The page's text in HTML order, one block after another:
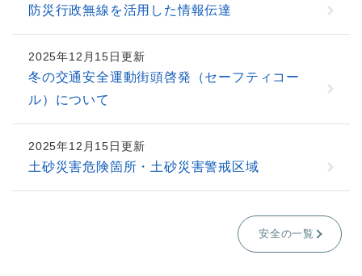
防災行政無線を活用した情報伝達
2025年12月15日更新
冬の交通安全運動街頭啓発（セーフティコー
ル）について
2025年12月15日更新
土砂災害危険箇所・土砂災害警戒区域
安全の一覧